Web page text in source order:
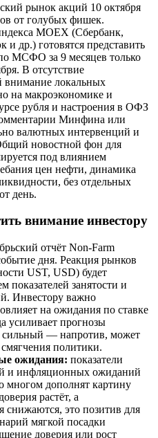
рынок акций 10 октября
от голубых фишек.
MOEX (Сбербанк,
и др.) готовятся представить
МСФО за 9 месяцев только
В отсутствие
внимание локальных
на макроэкономике и
рубля и настроения в ОФЗ
Минфина или
валютных интервенций и
новостной фон для
под влиянием
цен нефти, динамика
без отдельных
день.
внимание инвестору
отчёт Non-Farm
дня. Реакция рынков
UST, USD) будет
показателей занятости и
Инвестору важно
на ожидания по ставке
усиливает прогнозы
сильный — напротив, может
политики.
ожидания: показатели
и инфляционных ожиданий
многом дополнят картину
растёт, а
это позитив для
мягкой посадки
доверия или рост